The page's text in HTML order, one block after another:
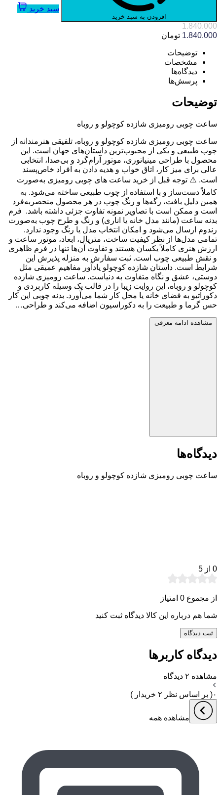
افزودن به سبد خرید
سبد خرید
1.840.000
1.840.000 تومان
توضیحات
مشخصات
دیدگاه‌ها
پرسش‌ها
توضیحات
ساعت چوبی رومیزی شازده کوچولو و روباه
ساعت چوبی رومیزی شازده کوچولو و روباه، تلفیقی هنرمندانه از
چوب طبیعی و یکی از محبوب‌ترین داستان‌های جهان است. این
محصول با طراحی مینیاتوری، موتور آرام‌گرد و بی‌صدا، انتخابی
عالی برای میز کار، اتاق خواب و هدیه دادن به افراد خاص‌پسند
است. ⚠️ توجه قبل از خرید ساعت های چوبی رومیزی به‌صورت
کاملاً دست‌ساز و با استفاده از چوب طبیعی ساخته می‌شود. به
همین دلیل بافت، رگه‌ها و رنگ چوب در هر محصول منحصربه‌فرد
است و ممکن است با تصاویر نمونه تفاوت جزئی داشته باشد. فرم
بدنه ساعت (مانند مدل خانه یا اناری) و رنگ و طرح چوب به‌صورت
رندوم ارسال می‌شود و امکان انتخاب مدل یا رنگ وجود ندارد.
تمامی مدل‌ها از نظر کیفیت ساخت، متریال، ابعاد، موتور ساعت و
ارزش هنری کاملاً یکسان هستند و تفاوت آن‌ها تنها در فرم ظاهری
و نقش طبیعی چوب است. ثبت سفارش به منزله پذیرش این
شرایط است. داستان شازده کوچولو یادآور مفاهیم عمیقی مثل
دوستی، عشق و نگاه متفاوت به دنیاست. ساعت رومیزی شازده
کوچولو و روباه، این روایت زیبا را در قالب یک وسیله کاربردی و
دکوراتیو به فضای خانه یا محل کار شما می‌آورد. بدنه چوبی این کار
حس گرما و طبیعت را به دکوراسیون اضافه می‌کند و طراحی…
مشاهده ادامه معرفی
دیدگاه‌ها
ساعت چوبی رومیزی شازده کوچولو و روباه
0 از 5
از مجموع 0 امتیاز
شما هم درباره این کالا دیدگاه ثبت کنید
ثبت دیدگاه
دیدگاه کاربرها
مشاهده ۲ دیدگاه
۰( بر اساس نظر ۲ خریدار )
مشاهده همه